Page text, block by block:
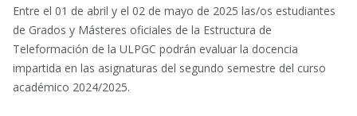
Entre el 01 de abril y el 02 de mayo de 2025 las/os estudiantes
de Grados y Másteres oficiales de la Estructura de
Teleformación de la ULPGC podrán evaluar la docencia
impartida en las asignaturas del segundo semestre del curso
académico 2024/2025.